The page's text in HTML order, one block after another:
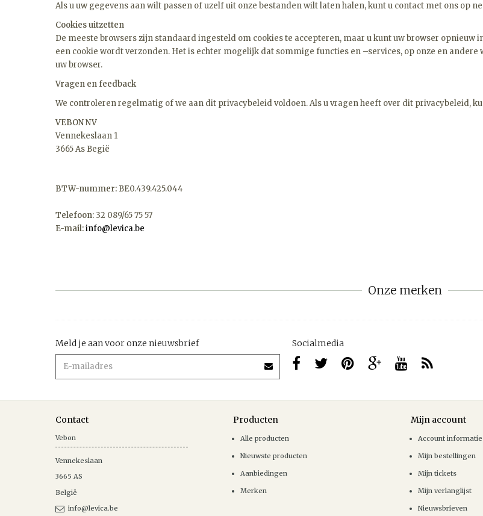
Als u uw gegevens aan wilt passen of uzelf uit onze bestanden wilt laten halen, kunt u contact met ons op
Cookies uitzetten
De meeste browsers zijn standaard ingesteld om cookies te accepteren, maar u kunt uw browser
een cookie wordt verzonden. Het is echter mogelijk dat sommige functies en –services, op onze en
uw browser.
Vragen en feedback
We controleren regelmatig of we aan dit privacybeleid voldoen. Als u vragen heeft over dit privacybeleid,
VEBON NV
Vennekeslaan 1
3665 As Begië
BTW-nummer: BE0.439.425.044
Telefoon: 32 089/65 75 57
E-mail:info@levica.be
Onze merken
Meld je aan voor onze nieuwsbrief Socialmedia
Contact
Vebon
Vennekeslaan
3665 AS
België
info@levica.be
Producten
Alle producten
Nieuwste producten
Aanbiedingen
Merken
Mijn account
Account informatie
Mijn bestellingen
Mijn tickets
Mijn verlanglijst
Nieuwsbrieven